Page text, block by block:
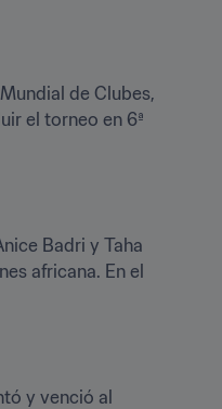
de Clubes,
el torneo en 6ª
Badri y Taha
africana. En el
y venció al